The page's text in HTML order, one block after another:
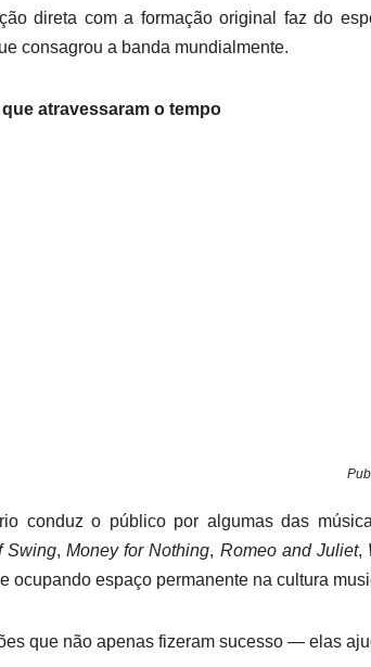
direta com a formação original faz do
consagrou a banda mundialmente.
atravessaram o tempo
conduz o público por algumas das
Swing,Money for Nothing, Romeo and Juliet,
ocupando espaço permanente na cultura
que não apenas fizeram sucesso — elas